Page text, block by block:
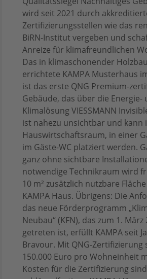
wird seit 2021 durch
Zertifizierungsstellen wie das
BiRN-Institut vergeben und
Anreize für klimafreundlichen
Das in klimaschonender
errichtete KAMPA Musterhaus
ist das erste QNG Premium-
Gebäude, das über die Energie-
Klimalösung VIESSMANN
ist nahezu unsichtbar und kann
Hauswirtschaftsraum, in einer
im Gäste-WC platziert werden.
ganz ohne sichtbare
notwendige Technikraum wird
10 m² zusätzlich nutzbare
KAMPA Haus. Übrigens: Die
das neue Förderprogramm
Neubau“ (KFN), das zum 1.
getreten ist, erfüllt KAMPA seit
Bravour. Mit QNG-Zertifizierung
150.000 Euro pro Wohneinheit
Kosten für die Zertifizierung